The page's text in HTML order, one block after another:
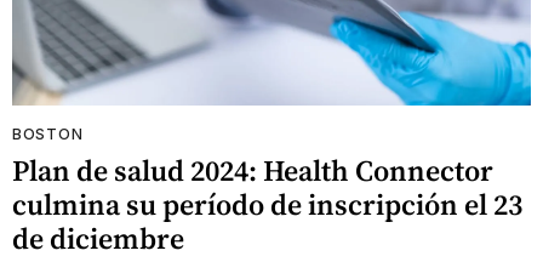
BOSTON
Plan de salud 2024: Health Connector
culmina su período de inscripción el 23
de diciembre